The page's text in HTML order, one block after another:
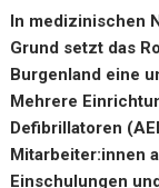
In medizinischen
Grund setzt das
Burgenland eine
Mehrere
Defibrillatoren
Mitarbeiter:innen
Einschulungen